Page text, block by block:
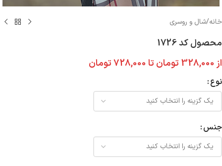
خانه/شال و روسری
محصول کد 1726
از 328,000 تومان تا 728,000تومان
نوع
جنس